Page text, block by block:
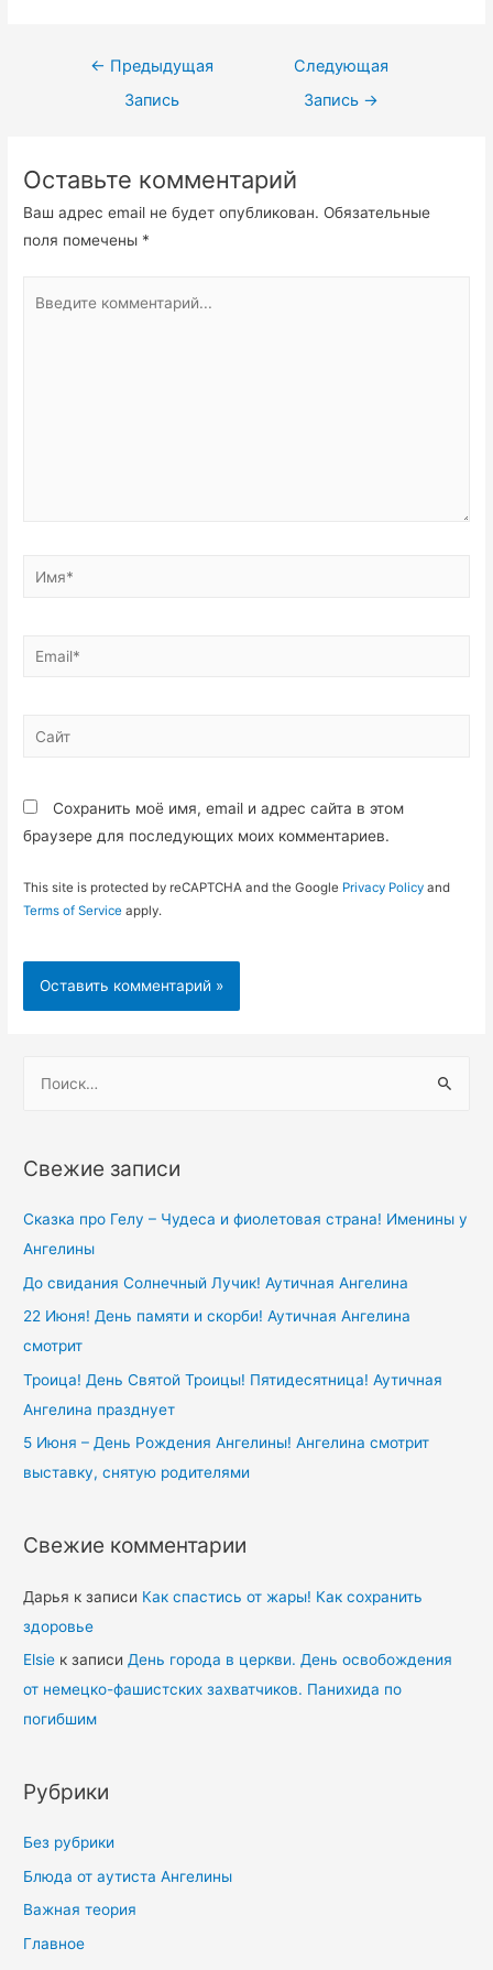
Навигация
← Предыдущая
Запись
Следующая
Запись →
Оставьте комментарий
Ваш адрес email не будет опубликован. Обязательные
поля помечены *
комментарий...
Имя*
Email*
Сайт
Сохранить моё имя, email и адрес сайта в этом
браузере для последующих моих комментариев.
This site is protected by reCAPTCHA and the Google Privacy Policy and
Terms of Service apply.
т
:
Свежие записи
Сказка про Гелу – Чудеса и фиолетовая страна! Именины у
Ангелины
До свидания Солнечный Лучик! Аутичная Ангелина
22 Июня! День памяти и скорби! Аутичная Ангелина
смотрит
Троица! День Святой Троицы! Пятидесятница! Аутичная
Ангелина празднует
5 Июня – День Рождения Ангелины! Ангелина смотрит
выставку, снятую родителями
Свежие комментарии
Дарья к записи Как спастись от жары! Как сохранить
здоровье
Elsie к записи День города в церкви. День освобождения
от немецко-фашистских захватчиков. Панихида по
погибшим
Рубрики
Без рубрики
Блюда от аутиста Ангелины
Важная теория
Главное